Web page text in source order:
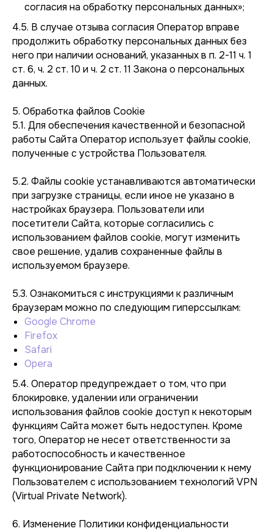
согласия на обработку персональных данных»;
4.5. В случае отзыва согласия Оператор вправе
продолжить обработку персональных данных без
него при наличии оснований, указанных в п. 2-11 ч. 1
ст. 6, ч. 2 ст. 10 и ч. 2 ст. 11 Закона о персональных
данных.
5. Обработка файлов Cookie
5.1. Для обеспечения качественной и безопасной
работы Сайта Оператор использует файлы cookie,
полученные с устройства Пользователя.
5.2. Файлы cookie устанавливаются автоматически
при загрузке страницы, если иное не указано в
настройках браузера. Пользователи или
посетители Сайта, которые согласились с
использованием файлов cookie, могут изменить
свое решение, удалив сохраненные файлы в
используемом браузере.
5.3. Ознакомиться с инструкциями к различным
браузерам можно по следующим гиперссылкам:
Google Chrome
Firefox
Safari
Opera
5.4. Оператор предупреждает о том, что при
блокировке, удалении или ограничении
использования файлов cookie доступ к некоторым
функциям Сайта может быть недоступен. Кроме
того, Оператор не несет ответственности за
работоспособность и качественное
функционирование Сайта при подключении к нему
Пользователем с использованием технологий VPN
(Virtual Private Network).
6. Изменение Политики конфиденциальности